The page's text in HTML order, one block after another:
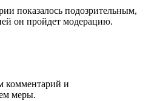
показалось подозрительным,
он пройдет модерацию.
комментарий и
меры.